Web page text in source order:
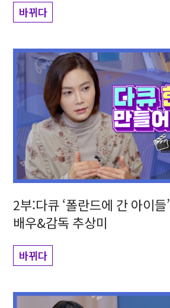
바뀌다
2부:다큐 ‘폴란드에 간 아이들’ 비하인드 |
배우&감독 추상미
바뀌다